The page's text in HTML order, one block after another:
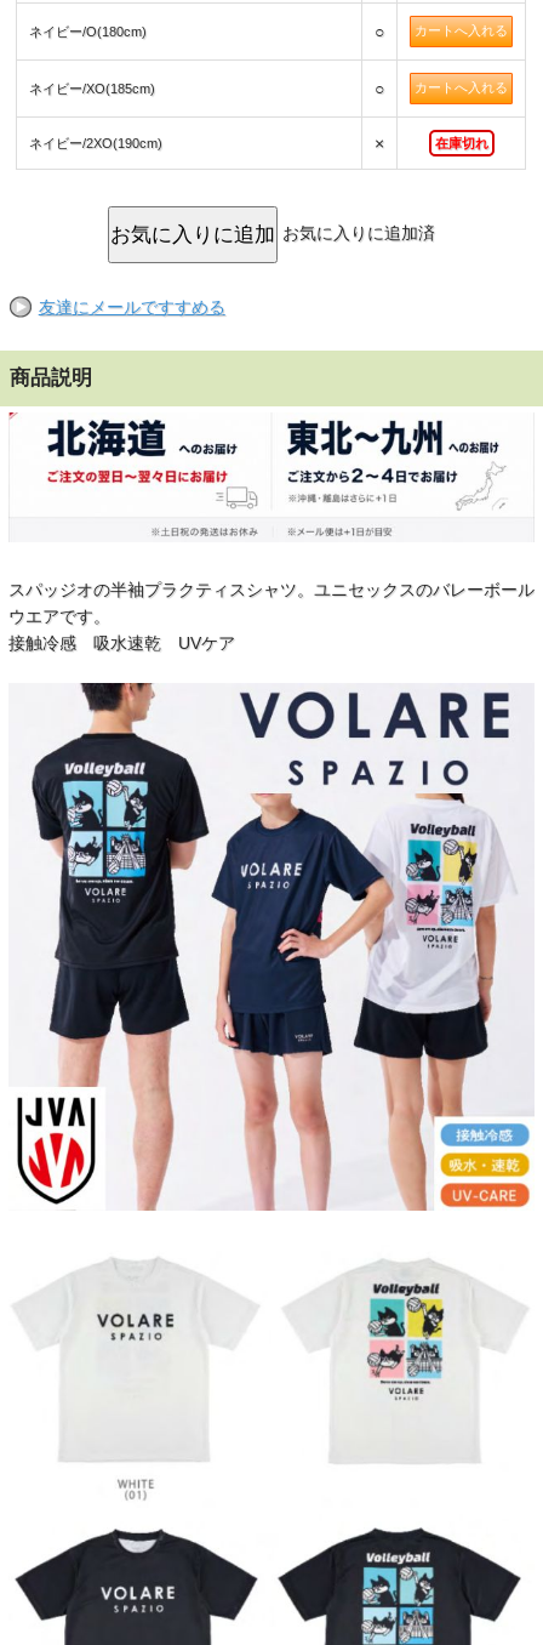
ネイビー/O(180cm) ○
ネイビー/XO(185cm) ○
ネイビー/2XO(190cm) × 在庫切れ
お気に入りに追加済
友達にメールですすめる
商品説明
スパッジオの半袖プラクティスシャツ。ユニセックスのバレーボール
ウエアです。
接触冷感 吸水速乾 UVケア